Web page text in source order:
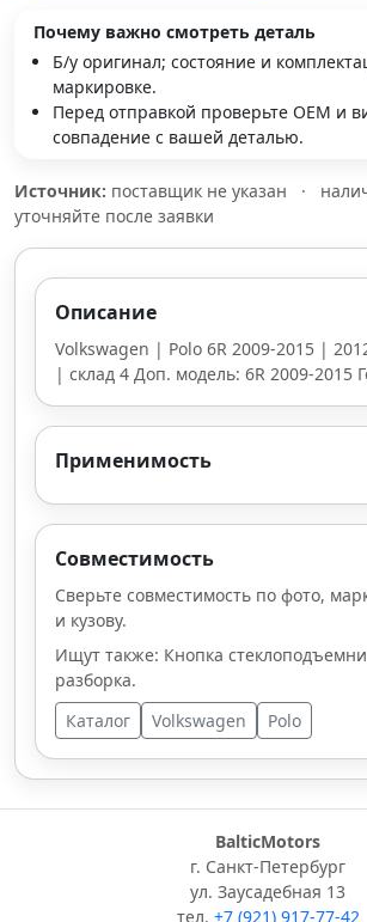
Почему важно смотреть деталь
Б/у оригинал; состояние и
маркировке.
Перед отправкой проверьте OEM и
совпадение с вашей деталью.
Источник: поставщик не указан ·
уточняйте после заявки
Описание
Volkswagen | Polo 6R 2009-2015 |
| склад 4 Доп. модель: 6R 2009-2015
Применимость
Совместимость
Сверьте совместимость по фото,
и кузову.
Ищут также: Кнопка
разборка.
Каталог
Volkswagen Polo
BalticMotors
г. Санкт-Петербург
ул. Заусадебная 13
тел. +7 (921) 917-77-42